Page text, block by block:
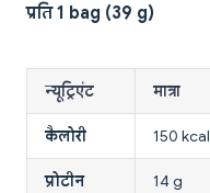
प्रति 1 bag (39 g)
न्यूट्रिएंट मात्रा
कैलोरी 150 kcal
प्रोटीन 14 g